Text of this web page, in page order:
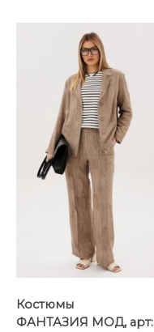
Костюмы
ФАНТАЗИЯ МОД, арт: